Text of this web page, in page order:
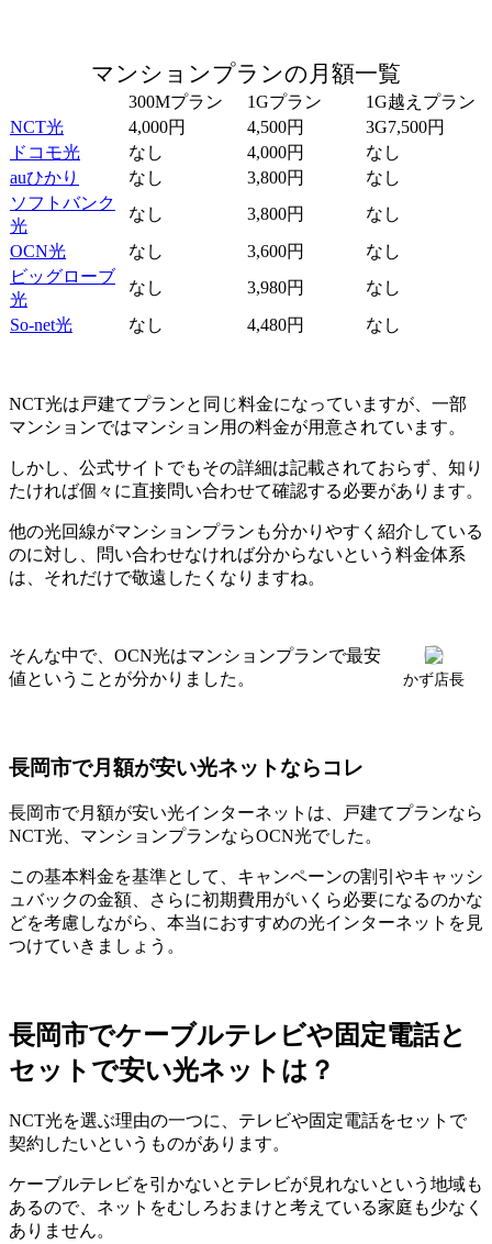
マンションプランの月額一覧
300Mプラン 1Gプラン
1G越えプラン
NCT光
4,000円 4,500円
3G7,500円
ドコモ光
なし 4,000円
なし
auひかり
なし 3,800円
なし
ソフトバンク
光
なし 3,800円
なし
OCN光
なし 3,600円
なし
ビッグローブ
光
なし 3,980円
なし
So-net光
なし 4,480円 なし
NCT光は戸建てプランと同じ料金になっていますが、一部
マンションではマンション用の料金が用意されています。
しかし、公式サイトでもその詳細は記載されておらず、知り
たければ個々に直接問い合わせて確認する必要があります。
他の光回線がマンションプランも分かりやすく紹介している
のに対し、問い合わせなければ分からないという料金体系
は、それだけで敬遠したくなりますね。
そんな中で、OCN光はマンションプランで最安
値ということが分かりました。
かず店長
長岡市で月額が安い光ネットならコレ
長岡市で月額が安い光インターネットは、戸建てプランなら
NCT光、マンションプランならOCN光でした。
この基本料金を基準として、キャンペーンの割引やキャッシ
ュバックの金額、さらに初期費用がいくら必要になるのかな
どを考慮しながら、本当におすすめの光インターネットを見
つけていきましょう。
長岡市でケーブルテレビや固定電話と
セットで安い光ネットは？
NCT光を選ぶ理由の一つに、テレビや固定電話をセットで
契約したいというものがあります。
ケーブルテレビを引かないとテレビが見れないという地域も
あるので、ネットをむしろおまけと考えている家庭も少なく
ありません。